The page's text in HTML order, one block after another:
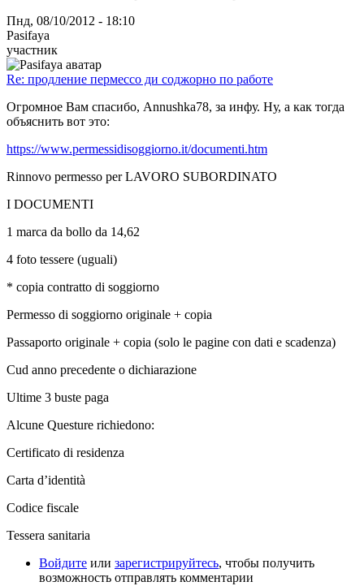
Пнд, 08/10/2012 - 18:10
Pasifaya
участник
Re: продление пермессо ди соджорно по работе
Огромное Вам спасибо, Annushka78, за инфу. Ну, а как тогда
объяснить вот это:
https://www.permessidisoggiorno.it/documenti.htm
Rinnovo permesso per LAVORO SUBORDINATO
I DOCUMENTI
1 marca da bollo da 14,62
4 foto tessere (uguali)
* copia contratto di soggiorno
Permesso di soggiorno originale + copia
Passaporto originale + copia (solo le pagine con dati e scadenza)
Cud anno precedente o dichiarazione
Ultime 3 buste paga
Alcune Questure richiedono:
Certificato di residenza
Carta d’identità
Codice fiscale
Tessera sanitaria
Войдите или зарегистрируйтесь, чтобы получить
возможность отправлять комментарии